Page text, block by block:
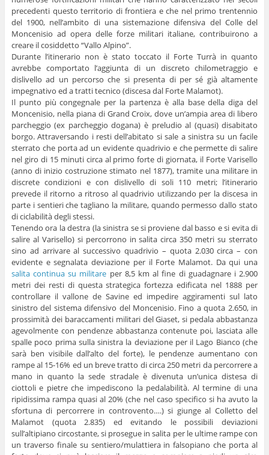
precedenti questo territorio di frontiera e che nel primo trentennio
del 1900, nell’ambito di una sistemazione difensiva del Colle del
Moncenisio ad opera delle forze militari italiane, contribuirono a
creare il cosiddetto “Vallo Alpino”.
Durante l’itinerario non è stato toccato il Forte Turrà in quanto
avrebbe comportato l’aggiunta di un discreto chilometraggio e
dislivello ad un percorso che si presenta di per sé già altamente
impegnativo ed a tratti tecnico (discesa dal Forte Malamot).
Il punto più congegnale per la partenza è alla base della diga del
Moncenisio, nella piana di Grand Croix, dove un’ampia area di libero
parcheggio (ex parcheggio dogana) è preludio al (quasi) disabitato
borgo. Attraversando i resti dell’abitato si sale a sinistra su un facile
sterrato che porta ad un evidente quadrivio e che permette di salire
nel giro di 15 minuti circa al primo forte di giornata, il Forte Varisello
(anno di inizio costruzione stimato nel 1877), tramite una militare in
discrete condizioni e con dislivello di soli 110 metri; l’itinerario
prevede il ritorno a ritroso al quadrivio utilizzando per la discesa in
parte i sentieri che tagliano la militare, quando permesso dallo stato
di ciclabilità degli stessi.
Tenendo ora la destra (la sinistra se si proviene dal basso e si evita di
salire al Varisello) si percorrono in salita circa 350 metri su sterrato
sino ad arrivare al successivo quadrivio – quota 2.030 circa – con
evidente e segnalata deviazione per il Forte Malamot. Da qui una
salita continua su militare per 8,5 km al fine di guadagnare i 2.900
metri dei resti di questa strategica fortezza edificata nel 1888 per
controllare il vallone de Savine ed impedire aggiramenti sul lato
sinistro del sistema difensivo del Moncenisio. Fino a quota 2.650, in
prossimità dei baraccamenti militari del Giaset, si pedala abbastanza
agevolmente con pendenze abbastanza contenute poi, lasciata alle
spalle poco prima sulla sinistra la deviazione per il Lago Bianco (che
sarà ben visibile dall’alto del forte), le pendenze aumentano con
rampe al 15-16% ed un breve tratto di circa 250 metri da percorrere a
mano in quanto la sede stradale è divenuta un’unica distesa di
ciottoli e pietre che impediscono la pedalabilità. Al termine di una
ripidissima rampa quasi al 20% (che nel caso specifico si ha avuto la
sfortuna di percorrere in controvento….) si giunge al Colletto del
Malamot (quota 2.835) ed evitando le possibili deviazioni
sull’altipiano circostante, si prosegue in salita per le ultime rampe con
un traverso finale su sentiero/mulattiera in falsopiano che porta al